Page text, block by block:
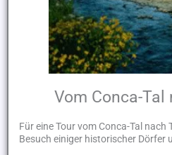
Vom Conca-Tal
Für eine Tour vom Conca-Tal nach
Besuch einiger historischer Dörfer